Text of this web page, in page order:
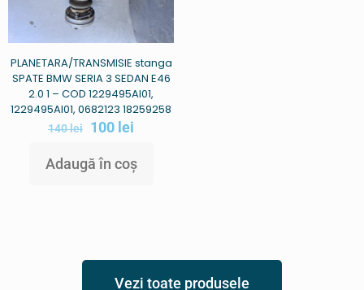
PLANETARA/TRANSMISIE stanga
SPATE BMW SERIA 3 SEDAN E46
2.0 1 – COD 1229495AI01,
1229495AI01, 0682123 18259258
140lei 100 lei
Adaugă în coș
Vezi toate produsele